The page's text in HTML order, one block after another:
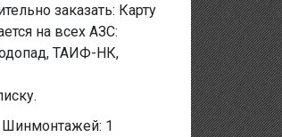
заказать: Карту
на всех АЗС:
ТАИФ-НК,
Шинмонтажей: 1